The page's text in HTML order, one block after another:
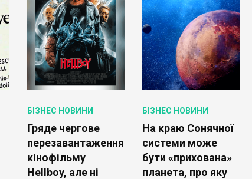
БІЗНЕС НОВИНИ
Гряде чергове
перезавантаження
кінофільму
Hellboy, але ні
БІЗНЕС НОВИНИ
На краю Сонячної
системи може
бути «прихована»
планета, про яку